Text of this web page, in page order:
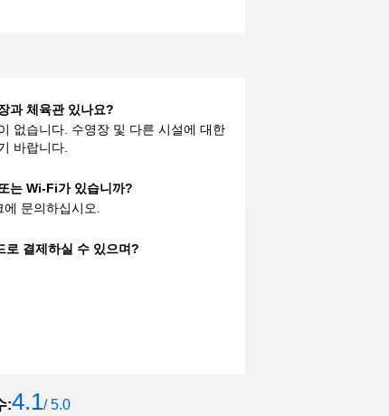
liuwei990891said
service provided by the waiter was
very good
과 체육관 있나요?
없습니다. 수영장 및 다른 시설에 대한
바랍니다.
는 Wi-Fi가 있습니까?
문의하십시오.
결제하실 수 있으며?
:4.1/ 5.0